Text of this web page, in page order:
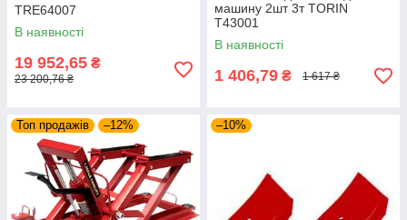
TRE64007
В наявності
19 952,65 ₴
23 200,76 ₴
машину 2шт 3т TORIN
T43001
В наявності
1 406,79 ₴ 1 617 ₴
Топ продажів –12% –10%